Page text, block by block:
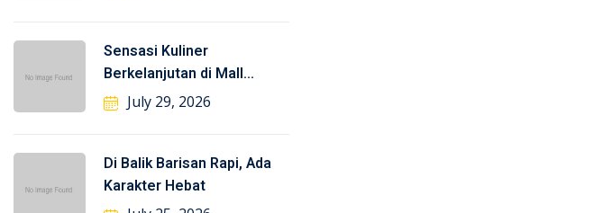
Sensasi Kuliner
Berkelanjutan di Mall
Smahada: Tempat
July 29, 2026
Di Balik Barisan Rapi, Ada
Karakter Hebat